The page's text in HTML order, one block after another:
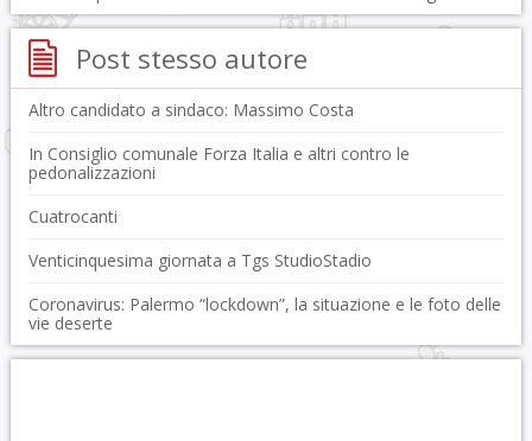
Post stesso autore
Altro candidato a sindaco: Massimo Costa
In Consiglio comunale Forza Italia e altri contro le
pedonalizzazioni
Cuatrocanti
Venticinquesima giornata a Tgs StudioStadio
Coronavirus: Palermo “lockdown”, la situazione e le foto delle
vie deserte